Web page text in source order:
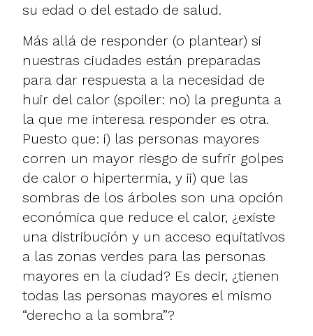
su edad o del estado de salud.
Más allá de responder (o plantear) si
nuestras ciudades están preparadas
para dar respuesta a la necesidad de
huir del calor (spoiler: no) la pregunta a
la que me interesa responder es otra.
Puesto que: i) las personas mayores
corren un mayor riesgo de sufrir golpes
de calor o hipertermia, y ii) que las
sombras de los árboles son una opción
económica que reduce el calor, ¿existe
una distribución y un acceso equitativos
a las zonas verdes para las personas
mayores en la ciudad? Es decir, ¿tienen
todas las personas mayores el mismo
“derecho a la sombra”?